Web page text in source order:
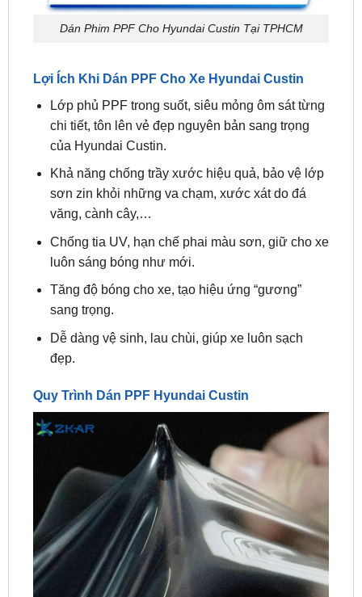
Lợi Ích Khi Dán PPF Cho Xe Hyundai Custin
chi tiết, tôn lên vẻ đẹp nguyên bản sang trọng
của Hyundai Custin.
Khả năng chống trầy xước hiệu quả, bảo vệ lớp
sơn zin khỏi những va chạm, xước xát do đá
văng, cành cây,…
Chống tia UV, hạn chế phai màu sơn, giữ cho xe
luôn sáng bóng như mới.
Tăng độ bóng cho xe, tạo hiệu ứng “gương”
sang trọng.
Dễ dàng vệ sinh, lau chùi, giúp xe luôn sạch
đẹp.
Quy Trình Dán PPF Hyundai Custin